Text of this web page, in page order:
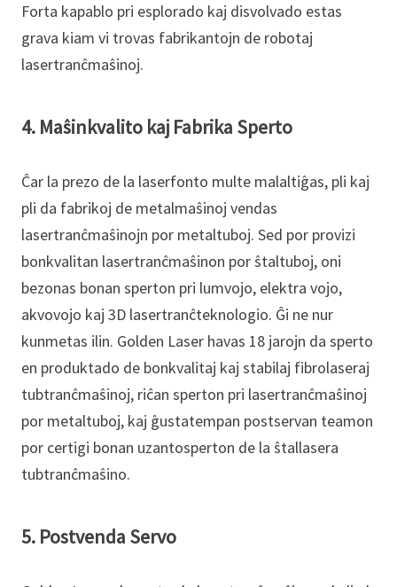
Forta kapablo pri esplorado kaj disvolvado estas
grava kiam vi trovas fabrikantojn de robotaj
lasertranĉmaŝinoj.
4. Maŝinkvalito kaj Fabrika Sperto
Ĉar la prezo de la laserfonto multe malaltiĝas, pli kaj
pli da fabrikoj de metalmaŝinoj vendas
lasertranĉmaŝinojn por metaltuboj. Sed por provizi
bonkvalitan lasertranĉmaŝinon por ŝtaltuboj, oni
bezonas bonan sperton pri lumvojo, elektra vojo,
akvovojo kaj 3D lasertranĉteknologio. Ĝi ne nur
kunmetas ilin. Golden Laser havas 18 jarojn da sperto
en produktado de bonkvalitaj kaj stabilaj fibrolaseraj
tubtranĉmaŝinoj, riĉan sperton pri lasertranĉmaŝinoj
por metaltuboj, kaj ĝustatempan postservan teamon
por certigi bonan uzantosperton de la ŝtallasera
tubtranĉmaŝino.
5. Postvenda Servo